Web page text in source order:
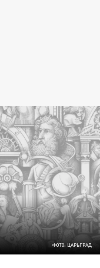
ФОТО: ЦАРЬГРАД